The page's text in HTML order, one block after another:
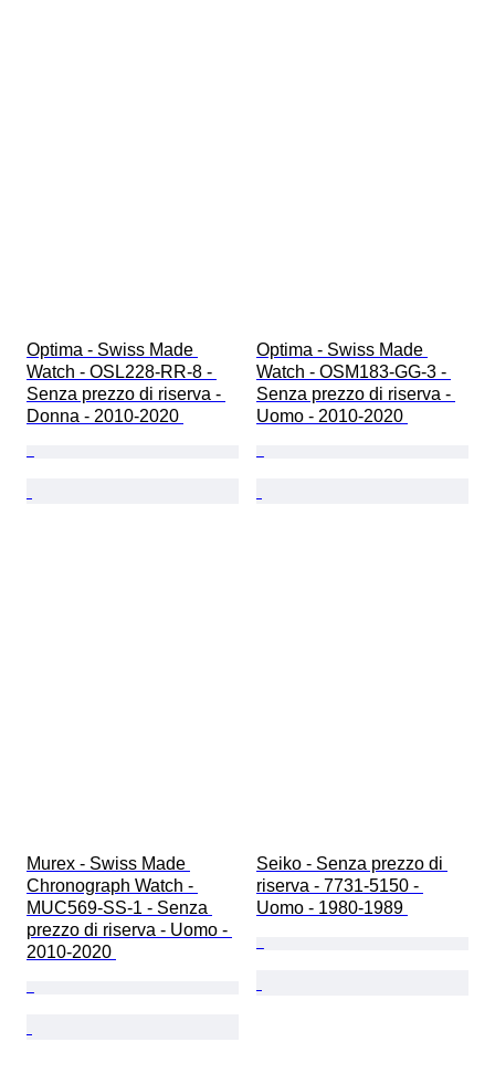
Optima - Swiss Made
Watch - OSL228-RR-8 -
Senza prezzo di riserva -
Donna - 2010-2020
Optima - Swiss Made
Watch - OSM183-GG-3 -
Senza prezzo di riserva -
Uomo - 2010-2020
Murex - Swiss Made
Chronograph Watch -
MUC569-SS-1 - Senza
prezzo di riserva - Uomo -
2010-2020
Seiko - Senza prezzo di
riserva - 7731-5150 -
Uomo - 1980-1989